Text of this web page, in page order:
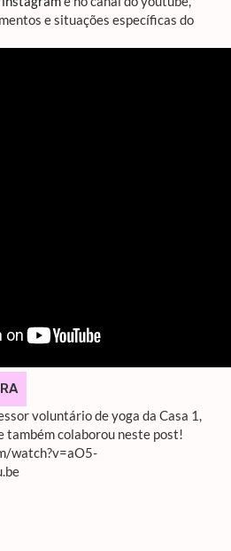
e situações específicas do
voluntário de yoga da Casa 1,
também colaborou neste post!
watch?v=aO5-